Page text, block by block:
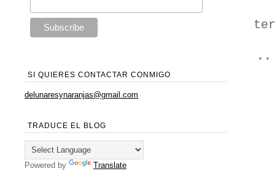
SI QUIERES CONTACTAR CONMIGO
delunaresynaranjas@gmail.com
TRADUCE EL BLOG
Powered by Translate